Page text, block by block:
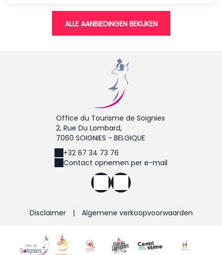
ALLE AANBIEDINGEN BEKIJKEN
Office du Tourisme de Soignies
2, Rue Du Lombard,
7060 SOIGNIES - BELGIQUE
+32 67 34 73 76
Contact opnemen per e-mail
Disclaimer | Algemene verkoopvoorwaarden